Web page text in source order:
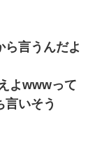
ら言うんだよ
よwwwって
言いそう